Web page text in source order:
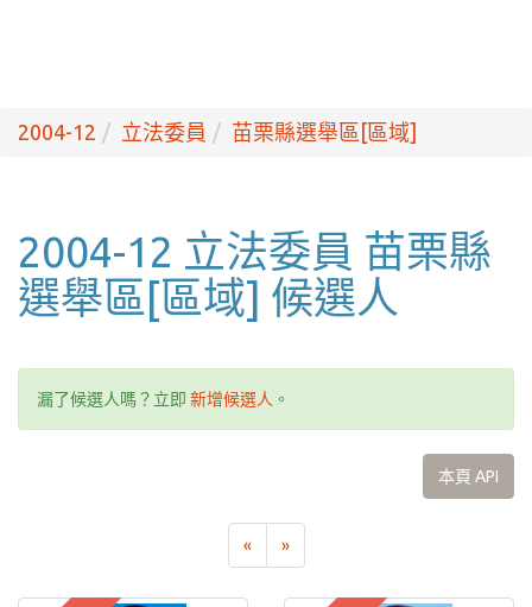
2004-12 立法委員 苗栗縣選舉區[區域]
2004-12 立法委員 苗栗縣
選舉區[區域] 候選人
漏了候選人嗎？立即 新增候選人 。
本頁 API
« »